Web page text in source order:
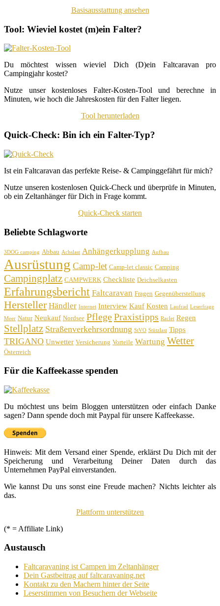
Basisausstattung ansehen
Tool: Wieviel kostet (m)ein Falter?
Du möchtest wissen wieviel Dich (D)ein Faltcaravan pro
Campingjahr kostet?
Nutze unser kostenloses Falter-Kosten-Tool und berechne in
Minuten, wie hoch die Jahreskosten für den Falter liegen.
Tool herunterladen
Quick-Check: Bin ich ein Falter-Typ?
Ist ein Faltcaravan das perfekte Reise- & Campinggefährt für mich?
Nutze unseren kostenlosen Quick-Check und überprüfe in Minuten,
ob ein Zeltanhänger für Dich in Frage kommt.
Quick-Check starten
Beliebte Schlagworte
3DOG camping Abbau Achslast Anhängerkupplung Aufbau
Ausrüstung Camp-let Camp-let classic Camping
Campingplatz CAMPWERK Checkliste Deichselkasten
Erfahrungsbericht Faltcaravan Fragen Gegenüberstellung
Hersteller Händler Internet Interview Kauf Kosten Laufrad Leserfrage
Meer Natur Neukauf Nordsee PflegePraxistipps Raclet Regen
Stellplatz Straßenverkehrsordnung StVO Stützlast Tipps
TRIGANO Unwetter Versicherung Vorteile Wartung Wetter
Österreich
Für die Kaffeekasse spenden
Du möchtest uns beim Bloggen unterstützen oder einfach Danke
sagen? Dann spende doch mit Paypal für unsere Kaffeekasse.
Hinweis: Mit dem Versand einer Spende, erklärst Du Dich mit der
Speicherung und Verarbeitung Deiner Daten durch das
Unternehmen PayPal einverstanden.
Wie kannst Du uns sonst eine Freude machen? Nichts leichter als
das.
Plattform unterstützen
(* = Affiliate Link)
Austausch
Faltcaravaning ist Campen im Zeltanhänger
Dein Gastbeitrag auf faltcaravaning.net
Kontakt zu den Machern hinter der Seite
Leserstimmen von Besuchern der Webseite